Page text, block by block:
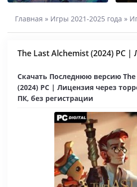
Главная » Игры 2021-2025 года »
The Last Alchemist (2024) PC |
Скачать Последнюю версию
(2024) PC | Лицензия через
ПК, без регистрации